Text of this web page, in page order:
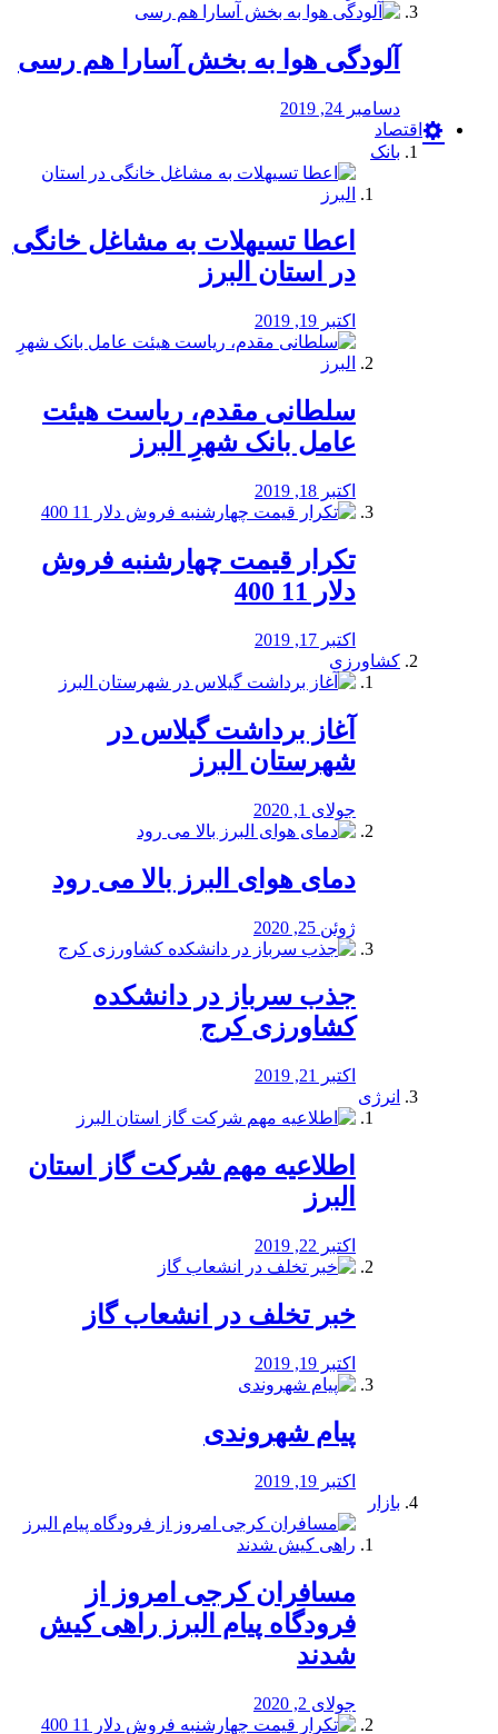
آلودگی هوا به بخش آسارا هم رسی
دسامبر 24, 2019
اقتصاد
بانک
️اعطا تسیهلات به مشاغل خانگی
در استان البرز
اکتبر 19, 2019
سلطانی مقدم، ریاست هیئت
عامل بانک شهرِ البرز
اکتبر 18, 2019
تکرار قیمت چهارشنبه فروش
دلار 11 400
اکتبر 17, 2019
کشاورزی
آغاز برداشت گیلاس در
شهرستان البرز
جولای 1, 2020
دمای هوای البرز بالا می رود
ژوئن 25, 2020
جذب سرباز در دانشکده
کشاورزی کرج
اکتبر 21, 2019
انرژی
️اطلاعیه مهم شرکت گاز استان
البرز
اکتبر 22, 2019
خبر تخلف در انشعاب گاز
اکتبر 19, 2019
پیام شهروندی
اکتبر 19, 2019
بازار
مسافران کرجی امروز از
فرودگاه پیام البرز راهی کیش
شدند
جولای 2, 2020